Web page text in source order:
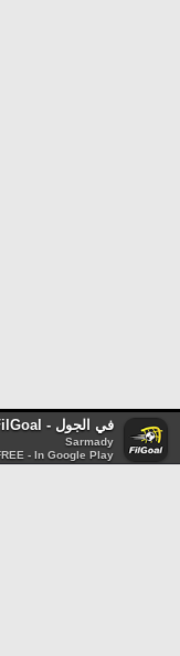
في الجول - FilGoal
Sarmady
- In Google Play